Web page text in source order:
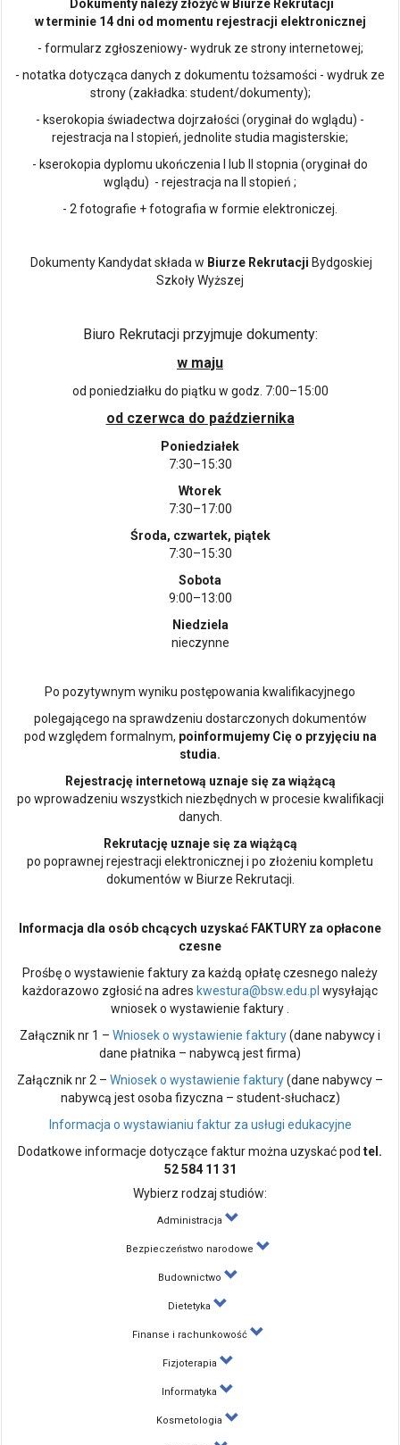
Dokumenty należy złożyć w Biurze Rekrutacji
w terminie 14 dni od momentu rejestracji elektronicznej
- formularz zgłoszeniowy- wydruk ze strony internetowej;
- notatka dotycząca danych z dokumentu tożsamości - wydruk ze
strony (zakładka: student/dokumenty);
- kserokopia świadectwa dojrzałości (oryginał do wglądu) -
rejestracja na I stopień, jednolite studia magisterskie;
- kserokopia dyplomu ukończenia I lub II stopnia (oryginał do
wglądu) - rejestracja na II stopień ;
- 2 fotografie + fotografia w formie elektroniczej.
Dokumenty Kandydat składa w Biurze Rekrutacji Bydgoskiej
Szkoły Wyższej
Biuro Rekrutacji przyjmuje dokumenty:
w maju
od poniedziałku do piątku w godz. 7:00–15:00
od czerwca do października
Poniedziałek
7:30–15:30
Wtorek
7:30–17:00
Środa, czwartek, piątek
7:30–15:30
Sobota
9:00–13:00
Niedziela
nieczynne
Po pozytywnym wyniku postępowania kwalifikacyjnego
polegającego na sprawdzeniu dostarczonych dokumentów
pod względem formalnym, poinformujemy Cię o przyjęciu na
studia.
Rejestrację internetową uznaje się za wiążącą
po wprowadzeniu wszystkich niezbędnych w procesie kwalifikacji
danych.
Rekrutację uznaje się za wiążącą
po poprawnej rejestracji elektronicznej i po złożeniu kompletu
dokumentów w Biurze Rekrutacji.
Informacja dla osób chcących uzyskać FAKTURY za opłacone
czesne
Prośbę o wystawienie faktury za każdą opłatę czesnego należy
każdorazowo zgłosić na adres kwestura@bsw.edu.pl wysyłając
wniosek o wystawienie faktury .
Załącznik nr 1 – Wniosek o wystawienie faktury(dane nabywcy i
dane płatnika – nabywcą jest firma)
Załącznik nr 2 – Wniosek o wystawienie faktury(dane nabywcy –
nabywcą jest osoba fizyczna – student-słuchacz)
Informacja o wystawianiu faktur za usługi edukacyjne
Dodatkowe informacje dotyczące faktur można uzyskać pod tel.
52 584 11 31
Wybierz rodzaj studiów:
Administracja
Bezpieczeństwo narodowe
Budownictwo
Dietetyka
Finanse i rachunkowość
Fizjoterapia
Informatyka
Kosmetologia